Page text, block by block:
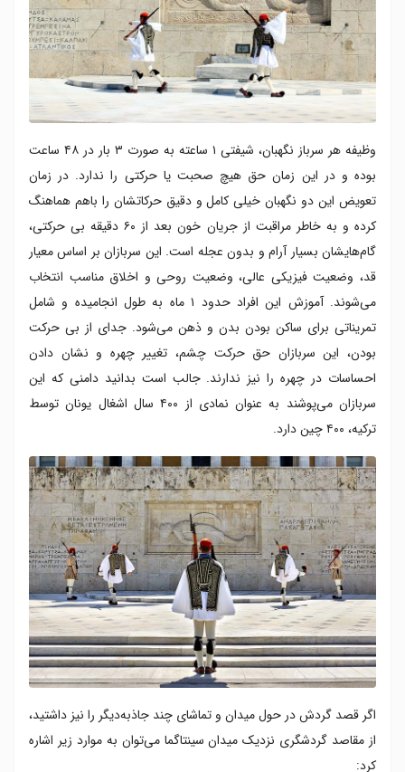
وظیفه هر سرباز نگهبان، شیفتی ۱ ساعته به صورت ۳ بار در ۴۸ ساعت
بوده و در این زمان حق هیچ صحبت یا حرکتی را ندارد. در زمان
تعویض این دو نگهبان خیلی کامل و دقیق حرکاتشان را باهم هماهنگ
کرده و به خاطر مراقبت از جریان خون بعد از ۶۰ دقیقه بی حرکتی،
گام‌هایشان بسیار آرام و بدون عجله است. این سربازان بر اساس معیار
قد، وضعیت فیزیکی عالی، وضعیت روحی و اخلاق مناسب انتخاب
می‌شوند. آموزش این افراد حدود ۱ ماه به طول انجامیده و شامل
تمریناتی برای ساکن بودن بدن و ذهن می‌شود. جدای از بی حرکت
بودن، این سربازان حق حرکت چشم، تغییر چهره و نشان دادن
احساسات در چهره را نیز ندارند. جالب است بدانید دامنی که این
سربازان می‌پوشند به عنوان نمادی از ۴۰۰ سال اشغال یونان توسط
ترکیه، ۴۰۰ چین دارد.
اگر قصد گردش در حول میدان و تماشای چند جاذبه‌دیگر را نیز داشتید،
از مقاصد گردشگری نزدیک میدان سینتاگما می‌توان به موارد زیر اشاره
کرد: